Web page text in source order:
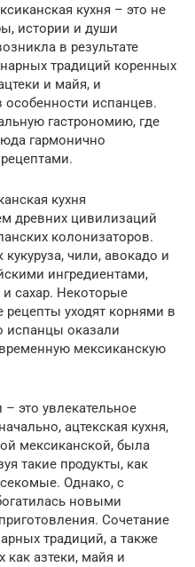
кухня – это не
истории и души
в результате
традиций коренных
и майя, и
особенности испанцев.
гастрономию, где
гармонично
кухня
древних цивилизаций
колонизаторов.
чили, авокадо и
ингредиентами,
сахар. Некоторые
уходят корнями в
испанцы оказали
мексиканскую
это увлекательное
ацтекская кухня,
мексиканской, была
такие продукты, как
Однако, с
новыми
Сочетание
традиций, а также
как азтеки, майя и